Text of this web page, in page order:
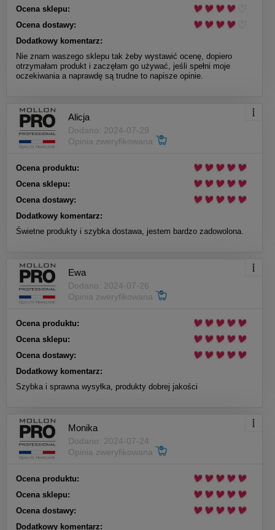
Ocena sklepu:
Ocena dostawy:
Dodatkowy komentarz:
Nie znam waszego sklepu tak żeby wystawić ocenę, dopiero
otrzymałam produkt i zaczęłam go używać, jeśli spełni moje
oczekiwania a naprawdę są trudne to napisze opinie.
Alicja
Dodano: 2024-07-29
Opinia zweryfikowana
Ocena produktu:
Ocena sklepu:
Ocena dostawy:
Dodatkowy komentarz:
Świetne produkty i szybka dostawa, jestem bardzo zadowolona.
Ewa
Dodano: 2024-07-26
Opinia zweryfikowana
Ocena produktu:
Ocena sklepu:
Ocena dostawy:
Dodatkowy komentarz:
Szybka i sprawna wysyłka, produkty dobrej jakości
Monika
Dodano: 2024-07-24
Opinia zweryfikowana
Ocena produktu:
Ocena sklepu:
Ocena dostawy:
Dodatkowy komentarz: